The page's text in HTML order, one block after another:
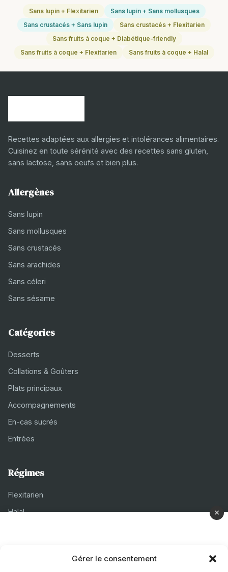
Gérer le consentement
Sans lupin + Flexitarien
Sans lupin + Sans mollusques
Sans crustacés + Sans lupin
Sans crustacés + Flexitarien
Sans fruits à coque + Diabétique-friendly
Sans fruits à coque + Flexitarien
Sans fruits à coque + Halal
Recettes adaptées aux allergies et intolérances alimentaires.
Cuisinez en toute sérénité avec des recettes sans gluten,
sans lactose, sans oeufs et bien plus.
Allergènes
Sans lupin
Sans mollusques
Sans crustacés
Sans arachides
Sans céleri
Sans sésame
Catégories
Desserts
Collations & Goûters
Plats principaux
Accompagnements
En-cas sucrés
Entrées
Régimes
Flexitarien
Halal
×